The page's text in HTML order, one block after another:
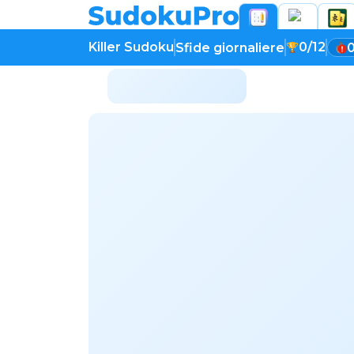
Killer Sudoku Sfide giornaliere 0/12